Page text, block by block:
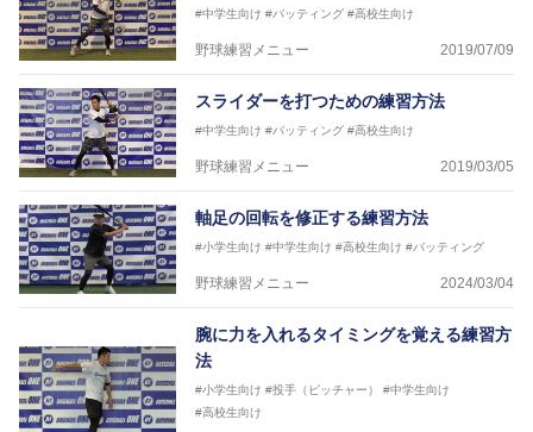
#中学生向け #バッティング #高校生向け
野球練習メニュー 2019/07/09
スライダーを打つための練習方法
#中学生向け #バッティング #高校生向け
野球練習メニュー 2019/03/05
軸足の回転を修正する練習方法
#小学生向け #中学生向け #高校生向け #バッティング
野球練習メニュー 2024/03/04
腕に力を入れるタイミングを覚える練習方
法
#小学生向け #投手（ピッチャー）
#中学生向け
#高校生向け